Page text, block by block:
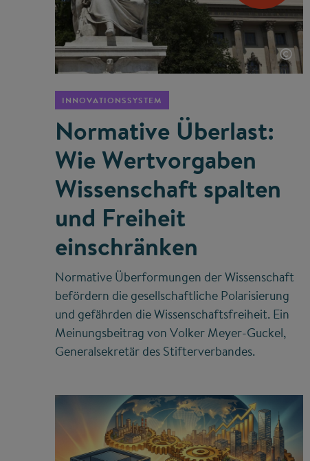
©
INNOVATIONSSYSTEM
Normative Überlast:
Wie Wertvorgaben
Wissenschaft spalten
und Freiheit
einschränken
Normative Überformungen der Wissenschaft
befördern die gesellschaftliche Polarisierung
und gefährden die Wissenschaftsfreiheit. Ein
Meinungsbeitrag von Volker Meyer-Guckel,
Generalsekretär des Stifterverbandes.